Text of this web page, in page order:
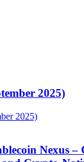
2025)
Nexus –